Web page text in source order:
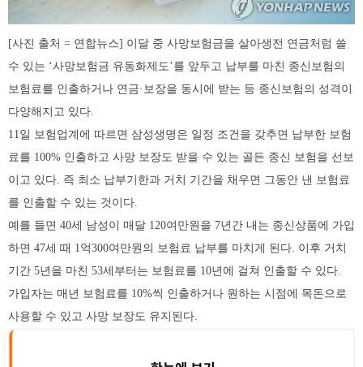
[사진 출처 = 연합뉴스] 이달 중 사망보험금을 살아생전 연금처럼 쓸
수 있는 ‘사망보험금 유동화제도’를 앞두고 납부를 마친 종신보험의
보험료를 인출하거나 연금·보장을 동시에 받는 등 종신보험의 성격이
다양해지고 있다.
11일 보험업계에 따르면 삼성생명은 일정 조건을 갖추면 납부한 보험
료를 100% 인출하고 사망 보장도 받을 수 있는 골든 종신 보험을 선보
이고 있다. 즉 최소 납부기한과 거치 기간을 채우면 그동안 낸 보험료
를 인출할 수 있는 것이다.
예를 들면 40세 남성이 매달 120여만원을 7년간 내는 종신상품에 가입
하면 47세 때 1억300여만원의 보험료 납부를 마치게 된다. 이후 거치
기간 5년을 마친 53세부터는 보험료를 10년에 걸쳐 인출할 수 있다.
가입자는 매년 보험료를 10%씩 인출하거나 원하는 시점에 목돈으로
사용할 수 있고 사망 보장도 유지된다.